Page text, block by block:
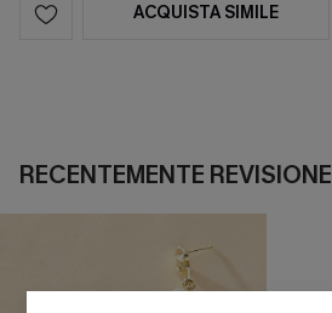
ACQUISTA SIMILE
RECENTEMENTE REVISIONE